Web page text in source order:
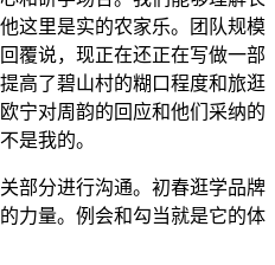
这里是实的农家乐。团队规模
覆说，现正在还正在写做一部
高了碧山村的糊口程度和旅逛
宁对周韵的回应和他们采纳的
是我的。
分进行沟通。初春逛学品牌
力量。例会和勾当就是它的体